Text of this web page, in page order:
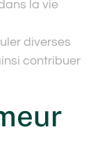
la vie
diverses
contribuer